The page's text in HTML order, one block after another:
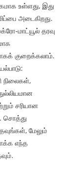
உள்ளது, இது
அடைகிறது.
மாட்யூல் தரவு
குறைக்கலாம்.
நிலைகள்,
சரியான
சொத்து
மேலும்
எந்த